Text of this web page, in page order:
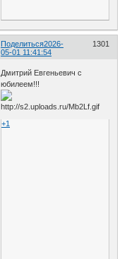
Поделиться 1301
2026-
05-01 11:41:54
Дмитрий Евгеньевич с
юбилеем!!!
+1